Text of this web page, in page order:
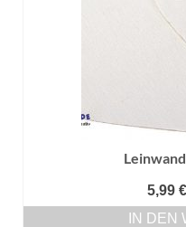
5,99 €
IN DEN